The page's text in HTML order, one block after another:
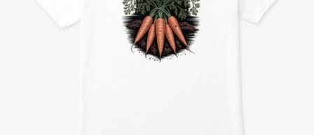
Venda em todo lugar
Venda qualquer coisa